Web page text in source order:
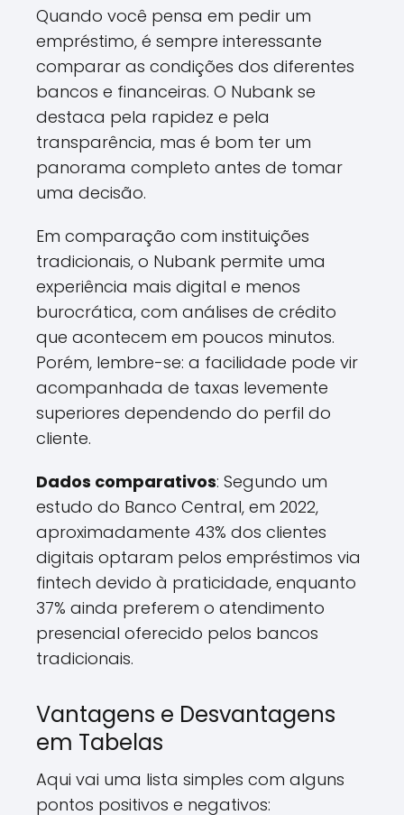
Quando você pensa em pedir um
empréstimo, é sempre interessante
comparar as condições dos diferentes
bancos e financeiras. O Nubank se
destaca pela rapidez e pela
transparência, mas é bom ter um
panorama completo antes de tomar
uma decisão.
Em comparação com instituições
tradicionais, o Nubank permite uma
experiência mais digital e menos
burocrática, com análises de crédito
que acontecem em poucos minutos.
Porém, lembre-se: a facilidade pode vir
acompanhada de taxas levemente
superiores dependendo do perfil do
cliente.
Dados comparativos: Segundo um
estudo do Banco Central, em 2022,
aproximadamente 43% dos clientes
digitais optaram pelos empréstimos via
fintech devido à praticidade, enquanto
37% ainda preferem o atendimento
presencial oferecido pelos bancos
tradicionais.
Vantagens e Desvantagens
em Tabelas
Aqui vai uma lista simples com alguns
pontos positivos e negativos: